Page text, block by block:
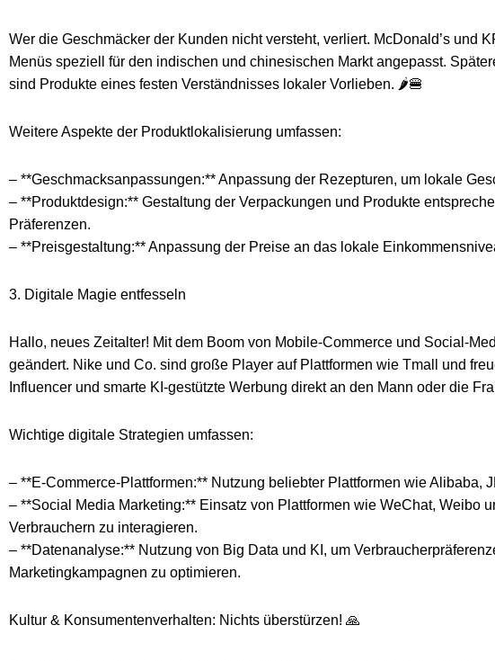
Wer die Geschmäcker der Kunden nicht versteht, verliert. McDonald’s und
Menüs speziell für den indischen und chinesischen Markt angepasst.
sind Produkte eines festen Verständnisses lokaler Vorlieben. 🌶️🍔
Weitere Aspekte der Produktlokalisierung umfassen:
– **Geschmacksanpassungen:** Anpassung der Rezepturen, um lokale
– **Produktdesign:** Gestaltung der Verpackungen und Produkte
Präferenzen.
– **Preisgestaltung:** Anpassung der Preise an das lokale
3. Digitale Magie entfesseln
Hallo, neues Zeitalter! Mit dem Boom von Mobile-Commerce und Social-
geändert. Nike und Co. sind große Player auf Plattformen wie Tmall und
Influencer und smarte KI-gestützte Werbung direkt an den Mann oder die
Wichtige digitale Strategien umfassen:
– **E-Commerce-Plattformen:** Nutzung beliebter Plattformen wie Alibaba,
– **Social Media Marketing:** Einsatz von Plattformen wie WeChat, Weibo
Verbrauchern zu interagieren.
– **Datenanalyse:** Nutzung von Big Data und KI, um
Marketingkampagnen zu optimieren.
Kultur & Konsumentenverhalten: Nichts überstürzen! 🙏